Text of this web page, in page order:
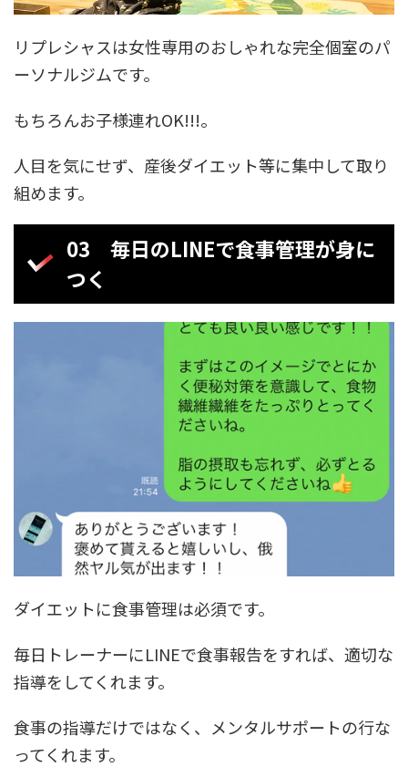
リプレシャスは女性専用のおしゃれな完全個室のパ
ーソナルジムです。
もちろんお子様連れOK!!!。
人目を気にせず、産後ダイエット等に集中して取り
組めます。
03 毎日のLINEで食事管理が身に
つく
ダイエットに食事管理は必須です。
毎日トレーナーにLINEで食事報告をすれば、適切な
指導をしてくれます。
食事の指導だけではなく、メンタルサポートの行な
ってくれます。